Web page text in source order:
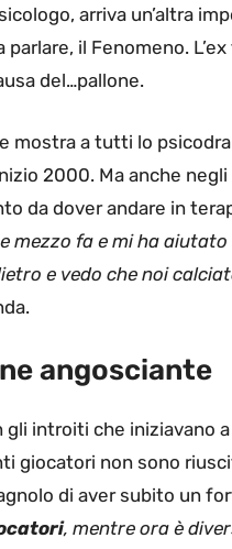
arriva un’altra
parlare, il Fenomeno.
del…pallone.
mostra a tutti lo
2000. Ma anche
da dover andare in
mezzo fa e mi ha
e vedo che noi
angosciante
gli introiti che iniziavano
giocatori non sono
di aver subito un
, mentre ora è